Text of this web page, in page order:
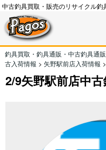
中古釣具買取・販売のリサイクル釣
釣具買取・釣具通販・中古釣具通
古入荷情報 > 矢野駅前店入荷情報 >
2/9矢野駅前店中